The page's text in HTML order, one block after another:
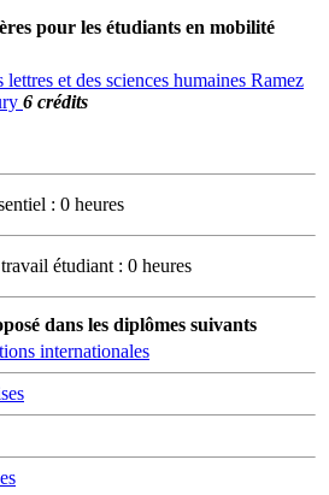
pour les étudiants en mobilité
lettres et des sciences humaines Ramez
6 crédits
: 0 heures
étudiant : 0 heures
dans les diplômes suivants
internationales